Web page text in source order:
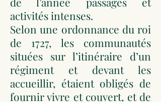
activités intenses.
Selon une ordonnance du roi
de 1727, les communautés
situées sur l’itinéraire d’un
régiment et devant les
accueillir, étaient obligés de
fournir vivre et couvert, et de